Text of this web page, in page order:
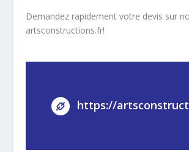
Demandez rapidement votre devis sur
artsconstructions.fr!
https://